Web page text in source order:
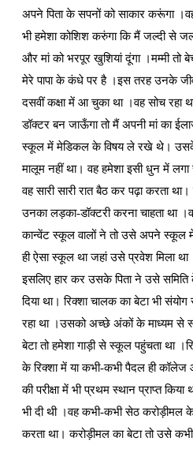
अपने पिता के सपनों को साकार करूंगा
भी हमेशा कोशिश करुंगा कि मैं जल्दी से
और मां को भरपूर खुशियां दूंगा ।मम्मी तो
मेरे पापा के कंधे पर है ।इस तरह उनके
दसवीं कक्षा में आ चुका था ।वह सोच रहा
डॉक्टर बन जाऊँगा तो मैं अपनी मां का
स्कूल में मेडिकल के विषय ले रखे थे। उसके
मालूम नहीं था। वह हमेशा इसी धुन में
वह सारी सारी रात बैठ कर पढ़ा करता
उनका लड़का-डॉक्टरी करना चाहता था
कान्वेंट स्कूल वालों ने तो उसे अपने स्कूल में
ही ऐसा स्कूल था जहां उसे प्रवेश मिला था
इसलिए हार कर उसके पिता ने उसे
दिया था। रिक्शा चालक का बेटा भी
रहा था ।उसको अच्छे अंकों के माध्यम से
बेटा तो हमेशा गाड़ी से स्कूल पहुंचता था
के रिक्शा में या कभी-कभी पैदल ही
की परीक्षा में भी प्रथम स्थान प्राप्त
भी दी थी ।वह कभी-कभी सेठ करोड़ीमल
करता था। करोड़ीमल का बेटा तो उसे